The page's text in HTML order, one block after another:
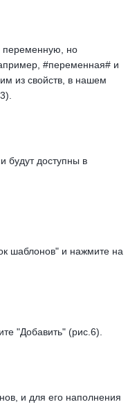
переменную, но
#переменная# и
из свойств, в нашем
будут доступны в
шаблонов" и нажмите на
"Добавить" (рис.6).
и для его наполнения